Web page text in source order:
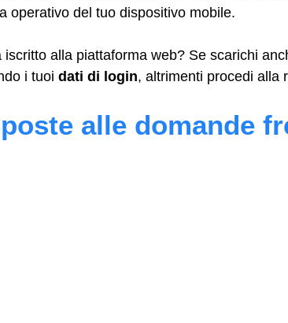
operativo del tuo dispositivo mobile.
iscritto alla piattaforma web? Se scarichi
i tuoi dati di login, altrimenti procedi alla
alle domande